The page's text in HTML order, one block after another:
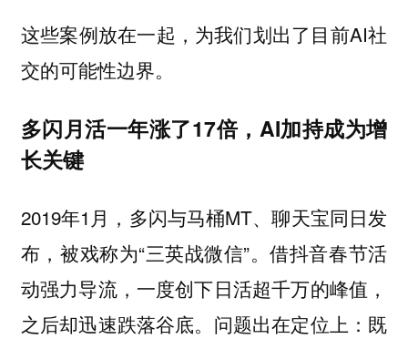
这些案例放在一起，为我们划出了目前AI社
交的可能性边界。
多闪月活一年涨了17倍，AI加持成为增
长关键
2019年1月，多闪与马桶MT、聊天宝同日发
布，被戏称为“三英战微信”。借抖音春节活
动强力导流，一度创下日活超千万的峰值，
之后却迅速跌落谷底。问题出在定位上：既